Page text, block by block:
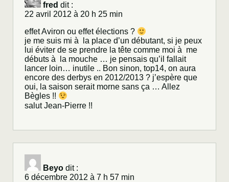
fred dit :
22 avril 2012 à 20 h 25 min
effet Aviron ou effet élections ?
je me suis mi à la place d’un débutant, si je peux
lui éviter de se prendre la tête comme moi à me
débuts à la mouche … je pensais qu’il fallait
lancer loin… inutile .. Bon sinon, top14, on aura
encore des derbys en 2012/2013 ? j’espère que
oui, la saison serait morne sans ça … Allez
Bègles !!
salut Jean-Pierre !!
Beyo dit :
6 décembre 2012 à 7 h 57 min